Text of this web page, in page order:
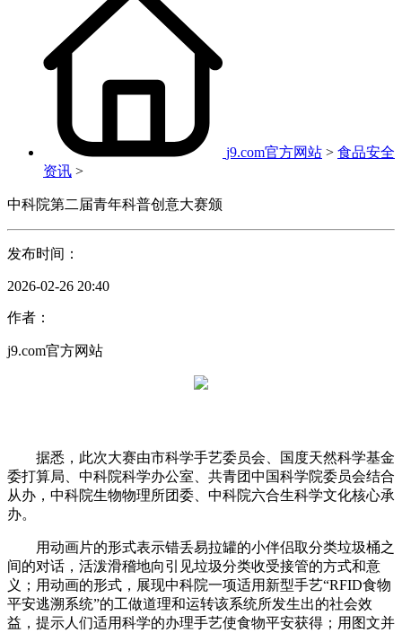
j9.com官方网站 > 食品安全
资讯 >
中科院第二届青年科普创意大赛颁
发布时间：
2026-02-26 20:40
作者：
j9.com官方网站
据悉，此次大赛由市科学手艺委员会、国度天然科学基金
委打算局、中科院科学办公室、共青团中国科学院委员会结合
从办，中科院生物物理所团委、中科院六合生科学文化核心承
办。
用动画片的形式表示错丢易拉罐的小伴侣取分类垃圾桶之
间的对话，活泼滑稽地向引见垃圾分类收受接管的方式和意
义；用动画的形式，展现中科院一项适用新型手艺“RFID食物
平安逃溯系统”的工做道理和运转该系统所发生出的社会效
益，提示人们适用科学的办理手艺使食物平安获得；用图文并